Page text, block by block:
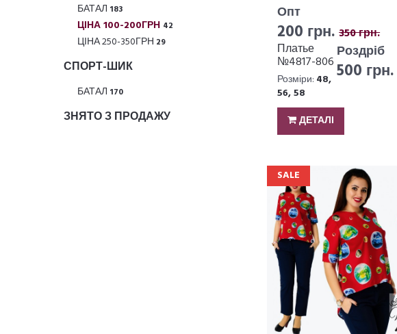
БАТАЛ 183
ЦІНА 100-200ГРН 42
ЦІНА 250-350ГРН 29
СПОРТ-ШИК
БАТАЛ 170
ЗНЯТО З ПРОДАЖУ
Опт
200 грн. 350 грн.
Роздріб
500 грн.
Платье
№4817-806
Розміри: 48,
56, 58
ДЕТАЛІ
SALE